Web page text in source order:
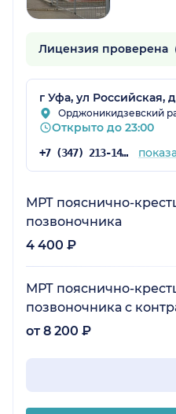
Лицензия проверена
г Уфа, ул Российская,
Орджоникидзевский
Открыто до 23:00
+7 (347) 213-14-31
МРТ пояснично-
позвоночника
4 400 ₽
МРТ пояснично-
позвоночника с
от 8 200 ₽